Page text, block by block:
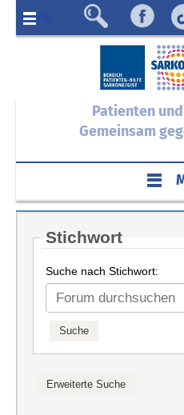
Menü
Patienten
Gemeinsam
Stichwort
Suche nach Stichwort: